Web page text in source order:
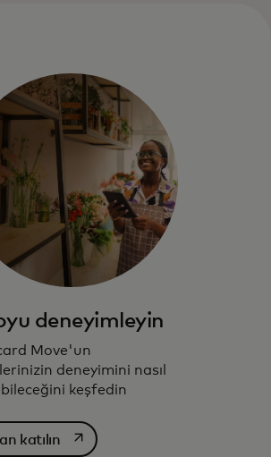
deneyimleyin
Move'un
deneyimini nasıl
keşfedin
katılınopens in a new tab